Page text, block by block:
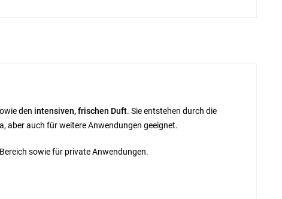
den intensiven, frischen Duft. Sie entstehen durch die
aber auch für weitere Anwendungen geeignet.
sowie für private Anwendungen.